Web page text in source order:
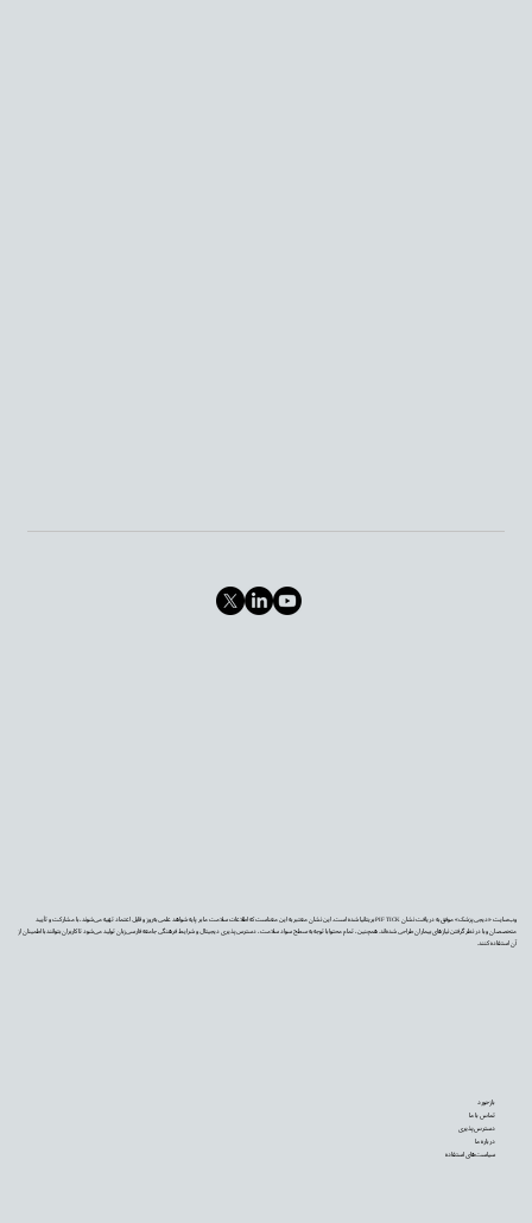
وب‌سایت «دیجی‌پزشک» موفق به دریافت نشان PIF TICK بریتانیا شده است. این نشان معتبر به این معناست که اطلاعات سلامت ما بر پایه شواهد علمی به‌روز و قابل اعتماد تهیه می‌شوند، با مشارکت و تأیید
متخصصان و با در نظر گرفتن نیازهای بیماران طراحی شده‌اند. همچنین، تمام محتوا با توجه به سطح سواد سلامت، دسترس‌پذیری دیجیتال و شرایط فرهنگی جامعه فارسی‌زبان تولید می‌شود تا کاربران بتوانند با اطمینان از
آن استفاده کنند.
بازخورد
تماس با ما
دسترس‌پذیری
درباره ما
سیاست‌های استفاده